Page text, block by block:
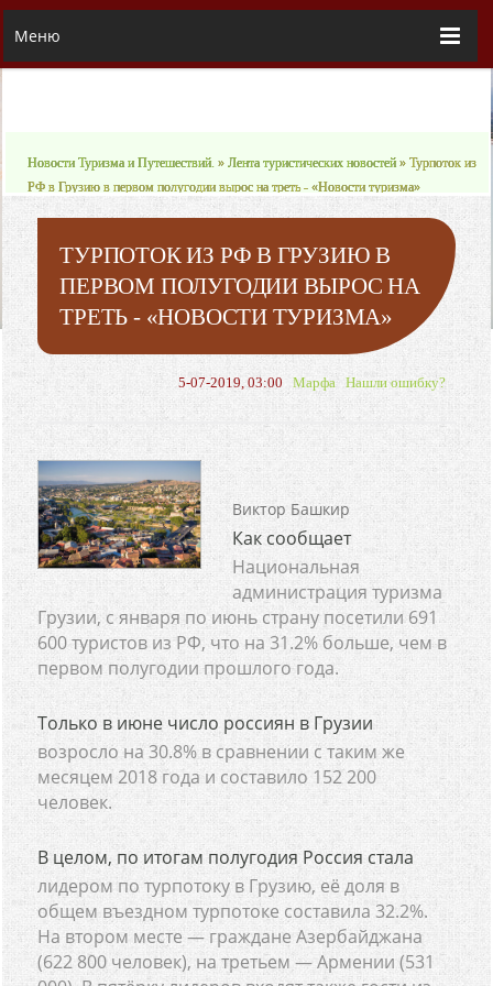
Меню
Новости Туризма и Путешествий. »Лента туристических новостей » Турпоток из
РФ в Грузию в первом полугодии вырос на треть - «Новости туризма»
ТУРПОТОК ИЗ РФ В ГРУЗИЮ В
ПЕРВОМ ПОЛУГОДИИ ВЫРОС НА
ТРЕТЬ - «НОВОСТИ ТУРИЗМА»
5-07-2019, 03:00 Марфа Нашли ошибку?
Виктор Башкир
Как сообщает
Национальная
администрация туризма
Грузии, с января по июнь страну посетили 691
600 туристов из РФ, что на 31.2% больше, чем в
первом полугодии прошлого года.
Только в июне число россиян в Грузии
возросло на 30.8% в сравнении с таким же
месяцем 2018 года и составило 152 200
человек.
В целом, по итогам полугодия Россия стала
лидером по турпотоку в Грузию, её доля в
общем въездном турпотоке составила 32.2%.
На втором месте — граждане Азербайджана
(622 800 человек), на третьем — Армении (531